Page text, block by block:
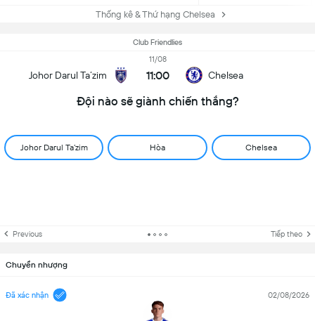
Thống kê & Thứ hạng Chelsea
Club Friendlies
Johor Darul Ta’zim
11/08
11:00 Chelsea
Đội nào sẽ giành chiến thắng?
Johor Darul Ta’zim Hòa Chelsea
Previous Tiếp theo
Chuyển nhượng
Đã xác nhận 02/08/2026